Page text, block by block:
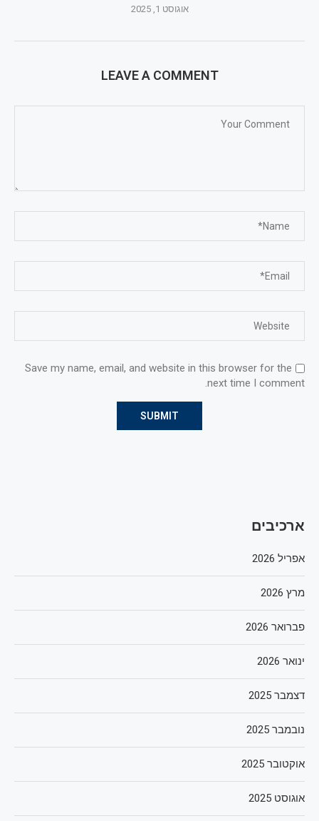
אוגוסט 1, 2025
LEAVE A COMMENT
Save my name, email, and website in this browser for the
next time I comment.
ארכיבים
אפריל 2026
מרץ 2026
פברואר 2026
ינואר 2026
דצמבר 2025
נובמבר 2025
אוקטובר 2025
אוגוסט 2025